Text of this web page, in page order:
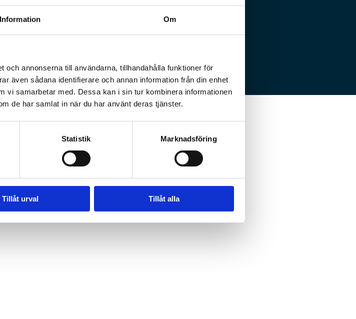
Information Om
och annonserna till användarna, tillhandahålla funktioner för
även sådana identifierare och annan information från din enhet
vi samarbetar med. Dessa kan i sin tur kombinera informationen
de har samlat in när du har använt deras tjänster.
Statistik Marknadsföring
Tillåt urval Tillåt alla
naturligt vitare leende.